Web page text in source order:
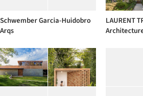
Schwember Garcia-Huidobro
Arqs
LAURENT